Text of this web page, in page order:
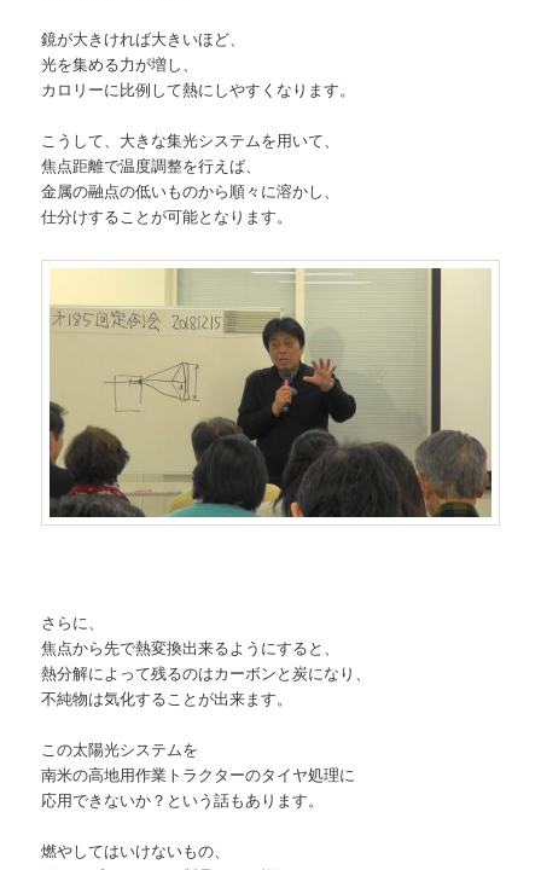
鏡が大きければ大きいほど、
光を集める力が増し、
カロリーに比例して熱にしやすくなります。
こうして、大きな集光システムを用いて、
焦点距離で温度調整を行えば、
金属の融点の低いものから順々に溶かし、
仕分けすることが可能となります。
さらに、
焦点から先で熱変換出来るようにすると、
熱分解によって残るのはカーボンと炭になり、
不純物は気化することが出来ます。
この太陽光システムを
南米の高地用作業トラクターのタイヤ処理に
応用できないか？という話もあります。
燃やしてはいけないもの、